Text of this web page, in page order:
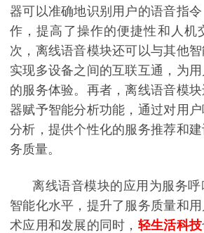
器可以准确地识别用户的语音指
作，提高了操作的便捷性和人机
次，离线语音模块还可以与其他智
实现多设备之间的互联互通，为
的服务体验。再者，离线语音模
器赋予智能分析功能，通过对用
分析，提供个性化的服务推荐和
务质量。
离线语音模块的应用为服务
智能化水平，提升了服务质量和
术应用和发展的同时， 轻生活科技